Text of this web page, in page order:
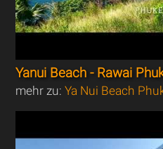
Yanui Beach - Rawai
mehr zu:Ya Nui Beach